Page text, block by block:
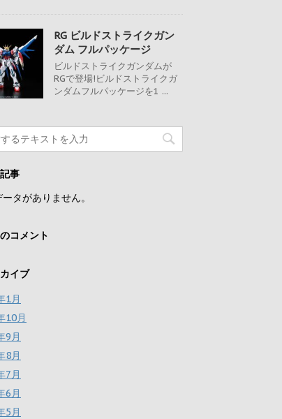
RG ビルドストライクガン
ダム フルパッケージ
ビルドストライクガンダムが
RGで登場!ビルドストライクガ
ンダムフルパッケージを1 ...
事
タがありません。
コメント
イブ
1月
10月
9月
8月
7月
6月
5月